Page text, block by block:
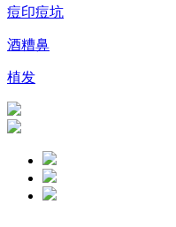
痘印痘坑
酒糟鼻
植发